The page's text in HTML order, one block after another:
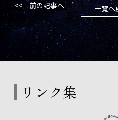
<< 前の記事へ 一覧へ
リンク集